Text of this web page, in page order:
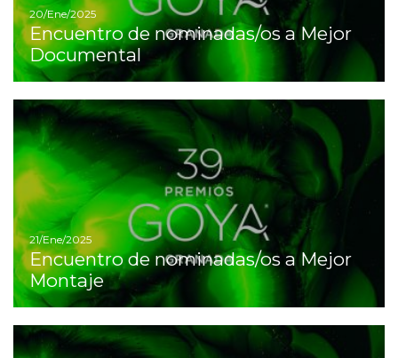
20/Ene/2025
Encuentro de nominadas/os a Mejor
Documental
21/Ene/2025
Encuentro de nominadas/os a Mejor
Montaje